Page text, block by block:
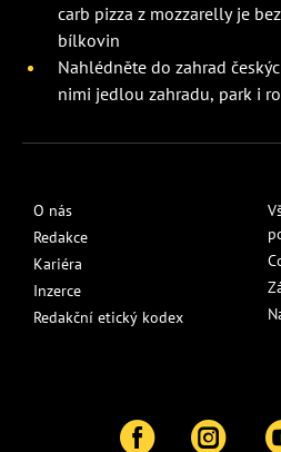
carb pizza z mozzarelly je
bílkovin
Nahlédněte do zahrad
nimi jedlou zahradu, park i
O nás
Redakce
Kariéra
Inzerce
Redakční etický kodex